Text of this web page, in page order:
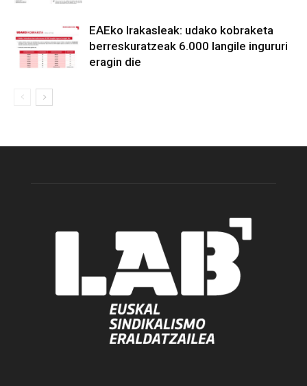
EAEko Irakasleak: udako kobraketa
berreskuratzeak 6.000 langile ingururi
eragin die